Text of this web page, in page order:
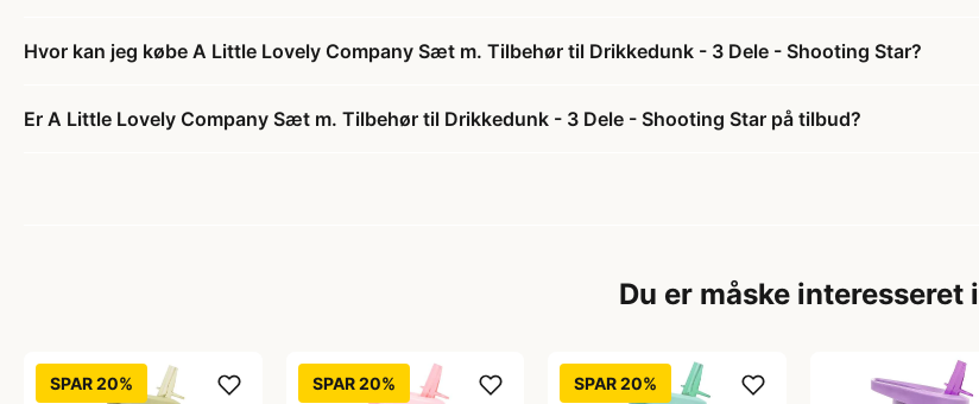
Hvor kan jeg købe A Little Lovely Company Sæt m. Tilbehør til Drikkedunk - 3 Dele - Shooting Star?
Er A Little Lovely Company Sæt m. Tilbehør til Drikkedunk - 3 Dele - Shooting Star på tilbud?
Du er måske interesseret i
SPAR 20% SPAR 20% SPAR 20%